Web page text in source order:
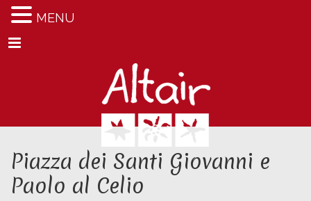
Menu
Piazza dei Santi Giovanni e
Paolo al Celio
MENU